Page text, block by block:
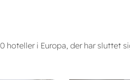
hoteller i Europa, der har sluttet